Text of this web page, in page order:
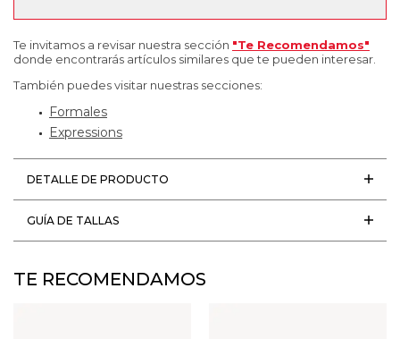
Te invitamos a revisar nuestra sección "Te Recomendamos"
donde encontrarás artículos similares que te pueden interesar.
También puedes visitar nuestras secciones:
Formales
Expressions
DETALLE DE PRODUCTO
GUÍA DE TALLAS
TE RECOMENDAMOS